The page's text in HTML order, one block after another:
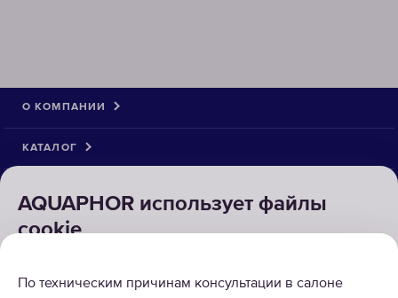
AQUAPHOR использует файлы
cookie
некоторые файлы cookie ("Обязательные файлы
По техническим причинам консультации в салоне
О КОМПАНИИ
КАТАЛОГ
ВОЗВРАТ ТОВАРА